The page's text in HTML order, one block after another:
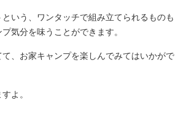
いう、ワンタッチで組み立てられるものも
気分を味うことができます。
、お家キャンプを楽しんでみてはいかがで
よ。